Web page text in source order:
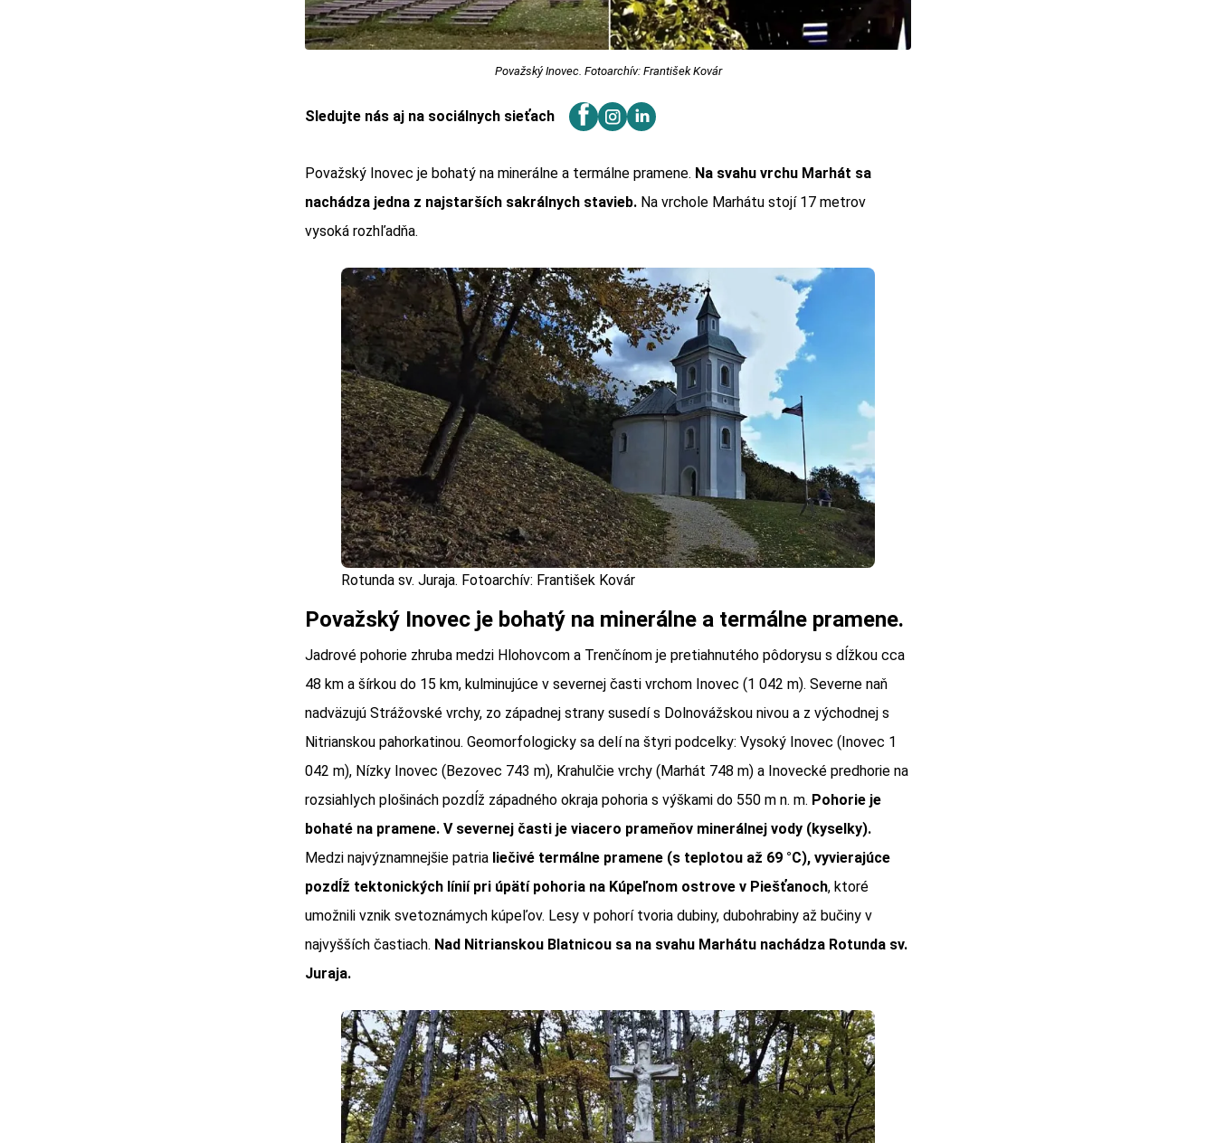
Považský Inovec. Fotoarchív: František Kovár
Sledujte nás aj na sociálnych sieťach
Považský Inovec je bohatý na minerálne a termálne pramene. Na svahu vrchu Marhát sa
nachádza jedna z najstarších sakrálnych stavieb. Na vrchole Marhátu stojí 17 metrov
vysoká rozhľadňa.
Rotunda sv. Juraja. Fotoarchív: František Kovár
Považský Inovec je bohatý na minerálne a termálne pramene.
Jadrové pohorie zhruba medzi Hlohovcom a Trenčínom je pretiahnutého pôdorysu s dĺžkou cca
48 km a šírkou do 15 km, kulminujúce v severnej časti vrchom Inovec (1 042 m). Severne naň
nadväzujú Strážovské vrchy, zo západnej strany susedí s Dolnovážskou nivou a z východnej s
Nitrianskou pahorkatinou. Geomorfologicky sa delí na štyri podcelky: Vysoký Inovec (Inovec 1
042 m), Nízky Inovec (Bezovec 743 m), Krahulčie vrchy (Marhát 748 m) a Inovecké predhorie na
rozsiahlych plošinách pozdĺž západného okraja pohoria s výškami do 550 m n. m. Pohorie je
bohaté na pramene. V severnej časti je viacero prameňov minerálnej vody (kyselky).
Medzi najvýznamnejšie patria liečivé termálne pramene (s teplotou až 69 °C), vyvierajúce
pozdĺž tektonických línií pri úpätí pohoria na Kúpeľnom ostrove v Piešťanoch, ktoré
umožnili vznik svetoznámych kúpeľov. Lesy v pohorí tvoria dubiny, dubohrabiny až bučiny v
najvyšších častiach. Nad Nitrianskou Blatnicou sa na svahu Marhátu nachádza Rotunda sv.
Juraja.